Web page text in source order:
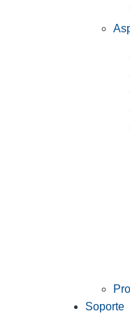
Soporte